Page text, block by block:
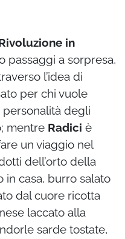
in
passaggi a sorpresa,
l’idea di
per chi vuole
personalità degli
mentre Radici è
un viaggio nel
dell’orto della
in casa, burro salato
dal cuore ricotta
laccato alla
sarde tostate,